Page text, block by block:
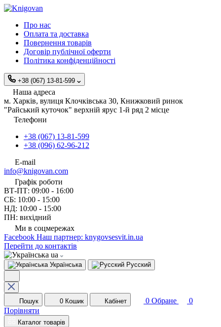
Про нас
Оплата та доставка
Повернення товарів
Договір публічної оферти
Політика конфіденційності
+38 (067) 13-81-599
Наша адреса
м. Харків, вулиця Клочківська 30, Книжковий ринок
"Райський куточок" верхній ярус 1-й ряд 2 місце
Телефони
+38 (067) 13-81-599
+38 (096) 62-96-212
E-mail
info@knigovan.com
Графік роботи
ВТ-ПТ: 09:00 - 16:00
СБ: 10:00 - 15:00
НД: 10:00 - 15:00
ПН: вихідний
Ми в соцмережах
Facebook Наш партнер: knygovsesvit.in.ua
Перейти до контактів
ua
Українська Русский
Пошук 0 Кошик Кабінет 0 Обране
0
Порівняти
Каталог товарів